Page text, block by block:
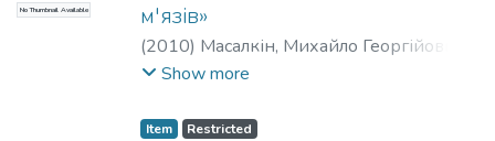
No Thumbnail Available
м'язів»
(2010) Масалкін, Михайло Георгійович
Мартинов, Юрій Олександрович
інженерний;НТУУ «КПІ»
Show more
Item Restricted